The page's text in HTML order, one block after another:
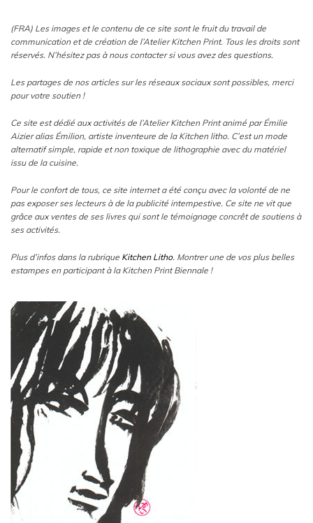
(FRA) Les images et le contenu de ce site sont le fruit du travail de
communication et de création de l’Atelier Kitchen Print. Tous les droits sont
réservés. N’hésitez pas à nous contacter si vous avez des questions.
Les partages de nos articles sur les réseaux sociaux sont possibles, merci
pour votre soutien !
Ce site est dédié aux activités de l’Atelier Kitchen Print animé par Émilie
Aizier alias Émilion, artiste inventeure de la Kitchen litho. C’est un mode
alternatif simple, rapide et non toxique de lithographie avec du matériel
issu de la cuisine.
Pour le confort de tous, ce site internet a été conçu avec la volonté de ne
pas exposer ses lecteurs à de la publicité intempestive. Ce site ne vit que
grâce aux ventes de ses livres qui sont le témoignage concrêt de soutiens à
ses activités.
Plus d’infos dans la rubrique Kitchen Litho. Montrer une de vos plus belles
estampes en participant à la Kitchen Print Biennale !